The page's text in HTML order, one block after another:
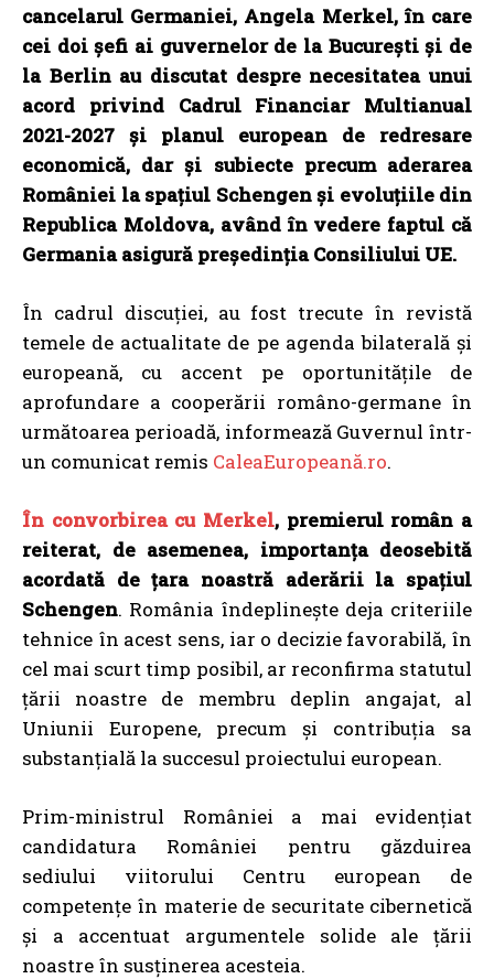
cancelarul Germaniei, Angela Merkel, în care
cei doi șefi ai guvernelor de la București și de
la Berlin au discutat despre necesitatea unui
acord privind Cadrul Financiar Multianual
2021-2027 și planul european de redresare
economică, dar și subiecte precum aderarea
României la spațiul Schengen și evoluțiile din
Republica Moldova, având în vedere faptul că
Germania asigură președinția Consiliului UE.
În cadrul discuției, au fost trecute în revistă
temele de actualitate de pe agenda bilaterală și
europeană, cu accent pe oportunitățile de
aprofundare a cooperării româno-germane în
următoarea perioadă, informează Guvernul într-
un comunicat remis CaleaEuropeană.ro.
În convorbirea cu Merkel, premierul român a
reiterat, de asemenea, importanța deosebită
acordată de țara noastră aderării la spațiul
Schengen. România îndeplinește deja criteriile
tehnice în acest sens, iar o decizie favorabilă, în
cel mai scurt timp posibil, ar reconfirma statutul
țării noastre de membru deplin angajat, al
Uniunii Europene, precum și contribuția sa
substanțială la succesul proiectului european.
Prim-ministrul României a mai evidențiat
candidatura României pentru găzduirea
sediului viitorului Centru european de
competențe în materie de securitate cibernetică
și a accentuat argumentele solide ale țării
noastre în susținerea acesteia.